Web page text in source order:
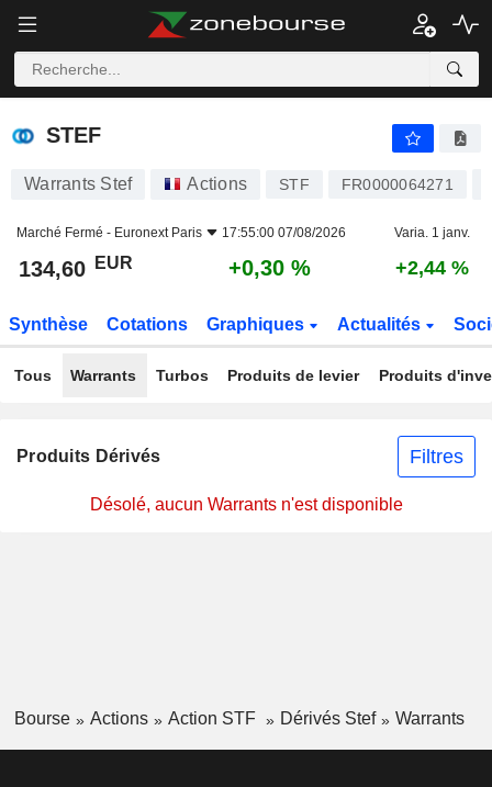
STEF
STEF
Warrants Stef Actions STF FR0000064271
Marché Fermé - Euronext Paris 17:55:00 07/08/2026 Varia. 1 janv.
134,60 EUR +0,30 % +2,44 %
Synthèse Cotations Graphiques Actualités
Tous Warrants Turbos Produits de levier Produits
Produits Dérivés Filtres
Désolé, aucun Warrants n'est disponible
Bourse Actions Action STF Dérivés Stef Warrants